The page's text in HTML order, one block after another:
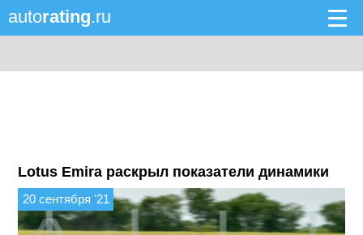
autorating.ru
Lotus Emira раскрыл показатели динамики
20 сентября '21